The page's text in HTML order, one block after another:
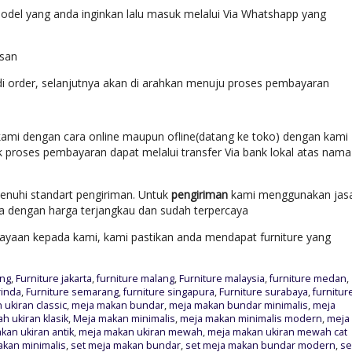
yang anda inginkan lalu masuk melalui Via Whatshapp yang
order, selanjutnya akan di arahkan menuju proses pembayaran
dengan cara online maupun ofline(datang ke toko) dengan kami
pembayaran dapat melalui transfer Via bank lokal atas nama
standart pengiriman. Untuk pengiriman kami menggunakan
harga terjangkau dan sudah terpercaya
kepada kami, kami pastikan anda mendapat furniture yang
,Furniture jakarta,furniture malang,Furniture malaysia,furniture medan,
,Furniture semarang,furniture singapura,Furniture surabaya,
ukiran classic,meja makan bundar,meja makan bundar minimalis,meja
ukiran klasik,Meja makan minimalis,meja makan minimalis modern,meja
ukiran antik,meja makan ukiran mewah,meja makan ukiran mewah cat
minimalis, set meja makan bundar, set meja makan bundar modern,